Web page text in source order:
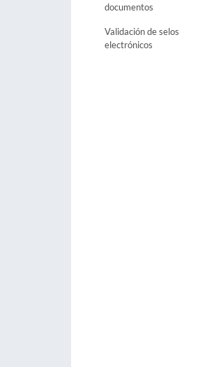
documentos
Validación de selos
electrónicos